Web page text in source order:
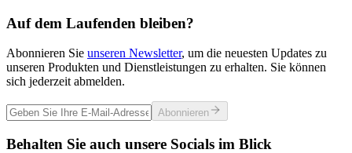
Auf dem Laufenden bleiben?
Abonnieren Sie unseren Newsletter, um die neuesten Updates zu
unseren Produkten und Dienstleistungen zu erhalten. Sie können
sich jederzeit abmelden.
Abonnieren
Behalten Sie auch unsere Socials im Blick